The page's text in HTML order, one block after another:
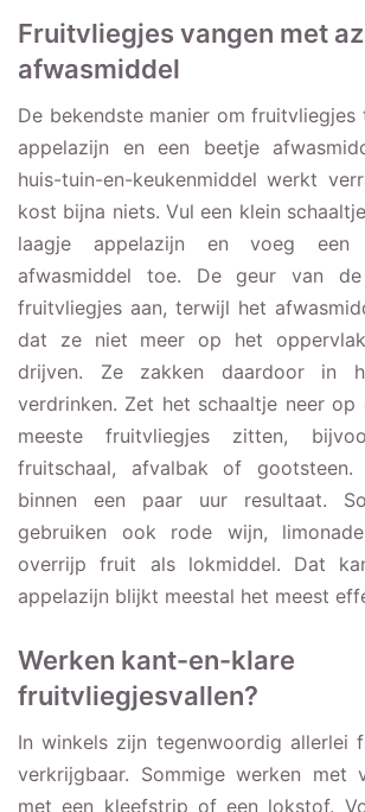
Fruitvliegjes vangen met
afwasmiddel
De bekendste manier om fruitvliegjes
appelazijn en een beetje
huis-tuin-en-keukenmiddel werkt
kost bijna niets. Vul een klein
laagje appelazijn en voeg een
afwasmiddel toe. De geur van
fruitvliegjes aan, terwijl het
dat ze niet meer op het
drijven. Ze zakken daardoor in
verdrinken. Zet het schaaltje neer
meeste fruitvliegjes zitten,
fruitschaal, afvalbak of
binnen een paar uur resultaat.
gebruiken ook rode wijn,
overrijp fruit als lokmiddel. Dat
appelazijn blijkt meestal het meest
Werken kant-en-klare
fruitvliegjesvallen?
In winkels zijn tegenwoordig allerlei
verkrijgbaar. Sommige werken met
met een kleefstrip of een lokstof.